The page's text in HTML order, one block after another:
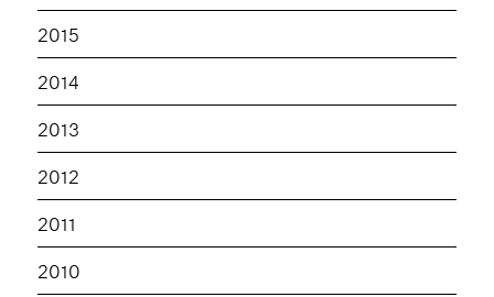
2015
2014
2013
2012
2011
2010